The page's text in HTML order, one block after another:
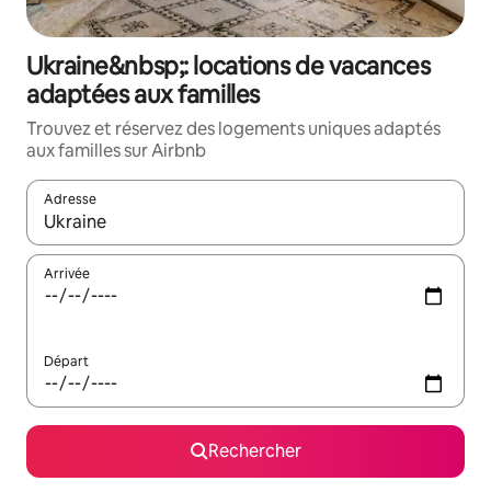
Ukraine&nbsp;: locations de vacances
adaptées aux familles
Trouvez et réservez des logements uniques adaptés
aux familles sur Airbnb
Adresse
Lorsque les résultats s'affichent, utilisez les flèches vers le
Arrivée
Départ
Rechercher